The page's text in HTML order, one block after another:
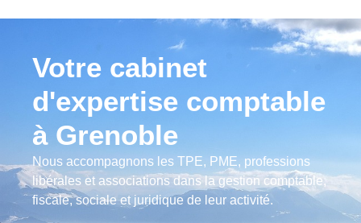
Votre cabinet
d'expertise comptable
à Grenoble
Nous accompagnons les TPE, PME, professions
libérales et associations dans la gestion comptable,
fiscale, sociale et juridique de leur activité.